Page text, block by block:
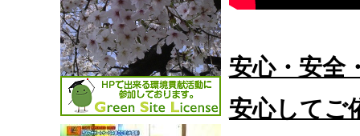
安心・安全
安心してご